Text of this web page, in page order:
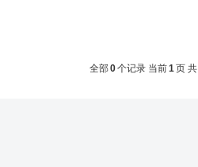
全部0个记录 当前1页 共